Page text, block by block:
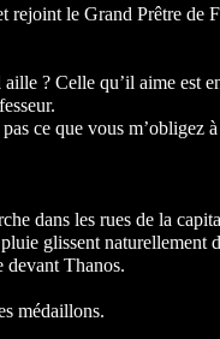
rejoint le Grand Prêtre de
? Celle qu’il aime est
ce que vous m’obligez
dans les rues de la
glissent naturellement
devant Thanos.
médaillons.